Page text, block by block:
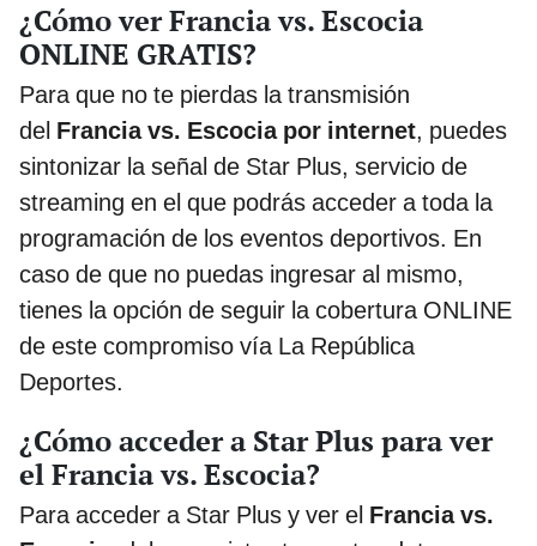
¿Cómo ver Francia vs. Escocia
ONLINE GRATIS?
Para que no te pierdas la transmisión
del Francia vs. Escocia por internet, puedes
sintonizar la señal de Star Plus, servicio de
streaming en el que podrás acceder a toda la
programación de los eventos deportivos. En
caso de que no puedas ingresar al mismo,
tienes la opción de seguir la cobertura ONLINE
de este compromiso vía La República
Deportes.
¿Cómo acceder a Star Plus para ver
el Francia vs. Escocia?
Para acceder a Star Plus y ver el Francia vs.